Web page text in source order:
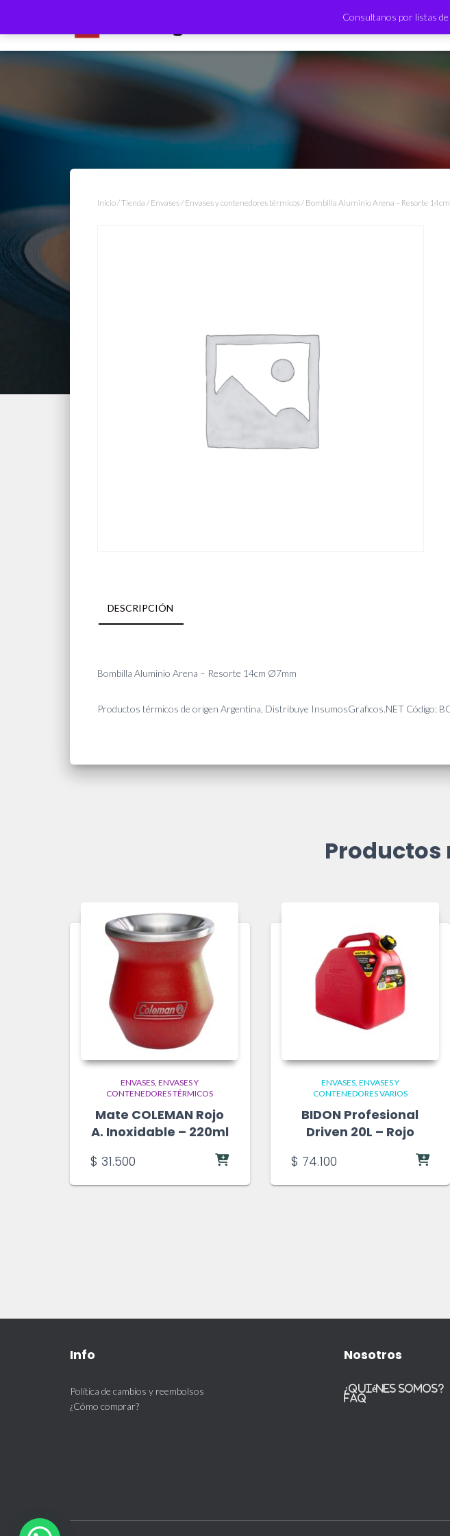
Consultanos por listas
Inicio/Tienda / Envases/ Envases y contenedores térmicos/ Bombilla Aluminio Arena – Resorte
DESCRIPCIÓN
Bombilla Aluminio Arena – Resorte 14cm Ø7mm
Productos térmicos de origen Argentina, Distribuye InsumosGraficos.NET Código:
ENVASES ENVASES Y
CONTENEDORES TÉRMICOS
Mate COLEMAN Rojo
A. Inoxidable – 220ml
$ 31.500
ENVASES ENVASES Y
CONTENEDORES VARIOS
BIDON Profesional
Driven 20L – Rojo
$ 74.100
Info
Política de cambios y reembolsos
¿Cómo comprar?
Nosotros
¿Quiénes somos?
FAQ